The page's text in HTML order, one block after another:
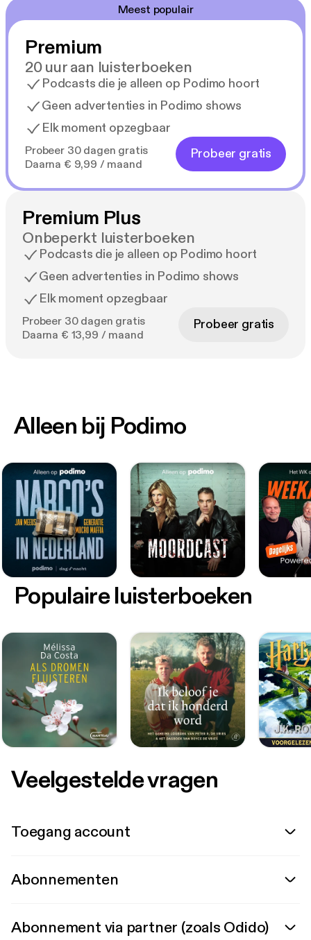
Meest populair
Premium
20 uur aan luisterboeken
Podcasts die je alleen op Podimo hoort
Geen advertenties in Podimo shows
Elk moment opzegbaar
Probeer 30 dagen gratis
Daarna € 9,99 / maand
Probeer gratis
Premium Plus
Onbeperkt luisterboeken
Podcasts die je alleen op Podimo hoort
Geen advertenties in Podimo shows
Elk moment opzegbaar
Probeer 30 dagen gratis
Daarna € 13,99 / maand
Probeer gratis
Alleen bij Podimo
Populaire luisterboeken
Veelgestelde vragen
Toegang account
Abonnementen
Abonnement via partner (zoals Odido)